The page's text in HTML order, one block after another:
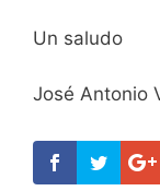
Un saludo
José Antonio